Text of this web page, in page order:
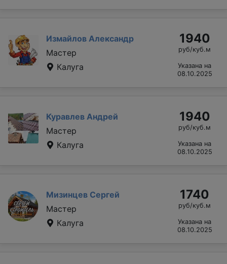
Измайлов Александр
Мастер
Калуга
1940
руб/куб.м
Указана на
08.10.2025
Куравлев Андрей
Мастер
Калуга
1940
руб/куб.м
Указана на
08.10.2025
Мизинцев Сергей
Мастер
Калуга
1740
руб/куб.м
Указана на
08.10.2025